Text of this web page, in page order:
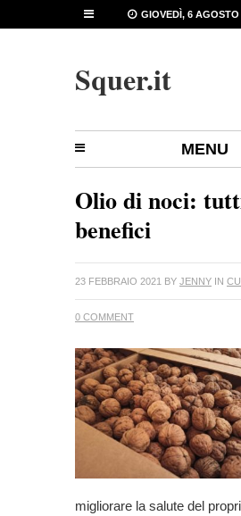
GIOVEDÌ, 6 AGOSTO
Squer.it
MENU
Olio di noci:
benefici
23 FEBBRAIO 2021 BY JENNY IN
0 COMMENT
migliorare la salute del